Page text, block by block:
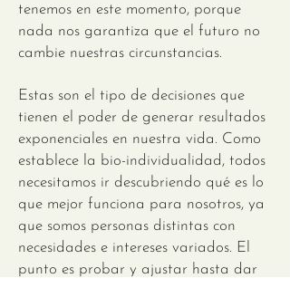
tenemos en este momento, porque
nada nos garantiza que el futuro no
cambie nuestras circunstancias.
Estas son el tipo de decisiones que
tienen el poder de generar resultados
exponenciales en nuestra vida. Como
establece la bio-individualidad, todos
necesitamos ir descubriendo qué es lo
que mejor funciona para nosotros, ya
que somos personas distintas con
necesidades e intereses variados. El
punto es probar y ajustar hasta dar